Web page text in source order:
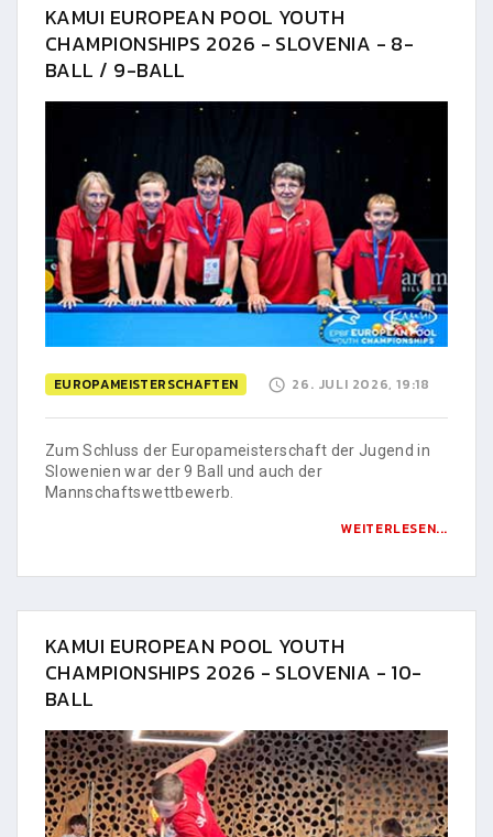
KAMUI EUROPEAN POOL YOUTH
CHAMPIONSHIPS 2026 - SLOVENIA - 8-
BALL / 9-BALL
EUROPAMEISTERSCHAFTEN 26. JULI 2026, 19:18
Zum Schluss der Europameisterschaft der Jugend in
Slowenien war der 9 Ball und auch der
Mannschaftswettbewerb.
WEITERLESEN...
KAMUI EUROPEAN POOL YOUTH
CHAMPIONSHIPS 2026 - SLOVENIA - 10-
BALL